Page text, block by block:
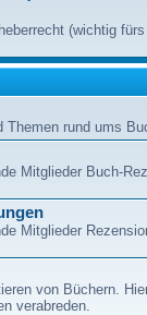
(wichtig
Themen rund ums
Mitglieder Buch-
Mitglieder
von Büchern.
verabreden.